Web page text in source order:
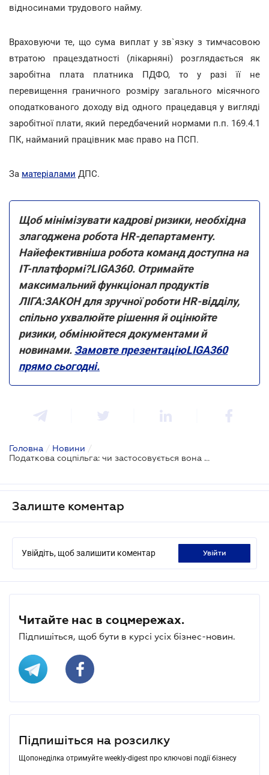
відносинами трудового найму.
Враховуючи те, що сума виплат у зв`язку з тимчасовою
втратою працездатності (лікарняні) розглядається як
заробітна плата платника ПДФО, то у разі її не
перевищення граничного розміру загального місячного
оподаткованого доходу від одного працедавця у вигляді
заробітної плати, який передбачений нормами п.п. 169.4.1
ПК, найманий працівник має право на ПСП.
За матеріалами ДПС.
Щоб мінімізувати кадрові ризики, необхідна
злагоджена робота HR-департаменту.
Найефективніша робота команд доступна на
ІТ-платформі?LIGA360. Отримайте
максимальний функціонал продуктів
ЛІГА:ЗАКОН для зручної роботи HR-відділу,
спільно ухвалюйте рішення й оцінюйте
ризики, обмінюйтеся документами й
новинами. Замовте презентаціюLIGA360
прямо сьогодні.
Головна / Новини /
Податкова соцпільга: чи застосовується вона до лікарняних
Залиште коментар
Увійдіть, щоб залишити коментар увійти
Читайте нас в соцмережах.
Підпишіться, щоб бути в курсі усіх бізнес-новин.
Підпишіться на розсилку
Щопонеділка отримуйте weekly-digest про ключові події бізнесу